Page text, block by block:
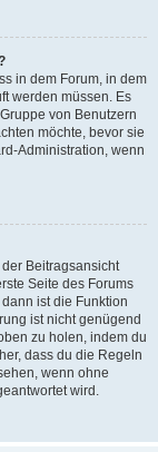
in dem Forum, in dem
werden müssen. Es
von Benutzern
möchte, bevor sie
Administration, wenn
Beitragsansicht
Seite des Forums
ist die Funktion
ist nicht genügend
zu holen, indem du
dass du die Regeln
wenn ohne
wird.